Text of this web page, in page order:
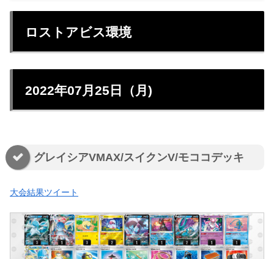
ロストアビス環境
2022年07月25日（月)
グレイシアVMAX/スイクンV/モココデッキ
大会結果ツイート